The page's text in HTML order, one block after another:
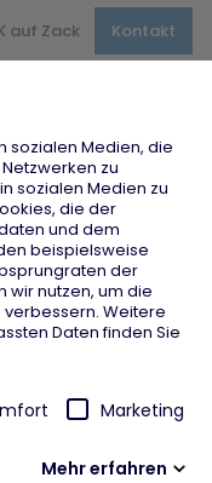
sozialen Medien, die
zu
sozialen Medien zu
die der
und dem
beispielsweise
der
wir nutzen, um die
verbessern. Weitere
Daten finden Sie
Marketing
Mehr erfahren
auf Zack Kontakt